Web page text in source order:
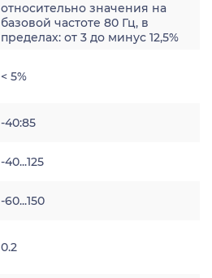
относительно значения на
базовой частоте 80 Гц, в
пределах: от 3 до минус 12,5%
< 5%
-40:85
-40...125
-60...150
0.2